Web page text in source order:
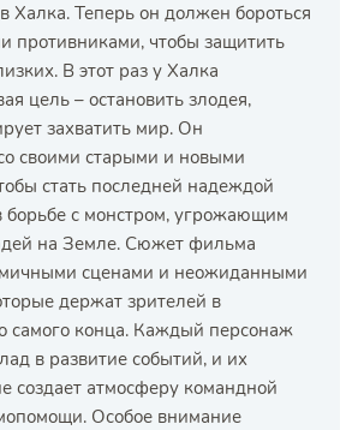
Халка. Теперь он должен бороться
противниками, чтобы защитить
В этот раз у Халка
цель – остановить злодея,
захватить мир. Он
своими старыми и новыми
стать последней надеждой
борьбе с монстром, угрожающим
на Земле. Сюжет фильма
сценами и неожиданными
держат зрителей в
самого конца. Каждый персонаж
в развитие событий, и их
создает атмосферу командной
Особое внимание